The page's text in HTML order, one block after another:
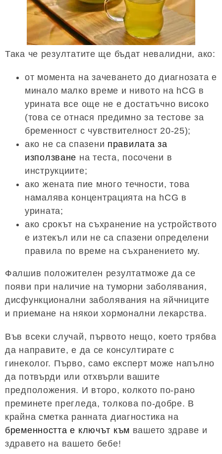
Така че резултатите ще бъдат невалидни, ако:
от момента на зачеването до диагнозата е
минало малко време и нивото на hCG в
урината все още не е достатъчно високо
(това се отнася предимно за тестове за
бременност с чувствителност 20-25);
ако не са спазени правилата за
използване на теста, посочени в
инструкциите;
ако жената пие много течности, това
намалява концентрацията на hCG в
урината;
ако срокът на съхранение на устройството
е изтекъл или не са спазени определени
правила по време на съхранението му.
Фалшив положителен резултатможе да се
появи при наличие на туморни заболявания,
дисфункционални заболявания на яйчниците
и приемане на някои хормонални лекарства.
Във всеки случай, първото нещо, което трябва
да направите, е да се консултирате с
гинеколог. Първо, само експерт може напълно
да потвърди или отхвърли вашите
предположения. И второ, колкото по-рано
преминете прегледа, толкова по-добре. В
крайна сметка ранната диагностика на
бременността е ключът към вашето здраве и
здравето на вашето бебе!